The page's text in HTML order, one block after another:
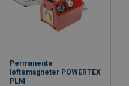
Permanente
løftemagneter POWERTEX
PLM